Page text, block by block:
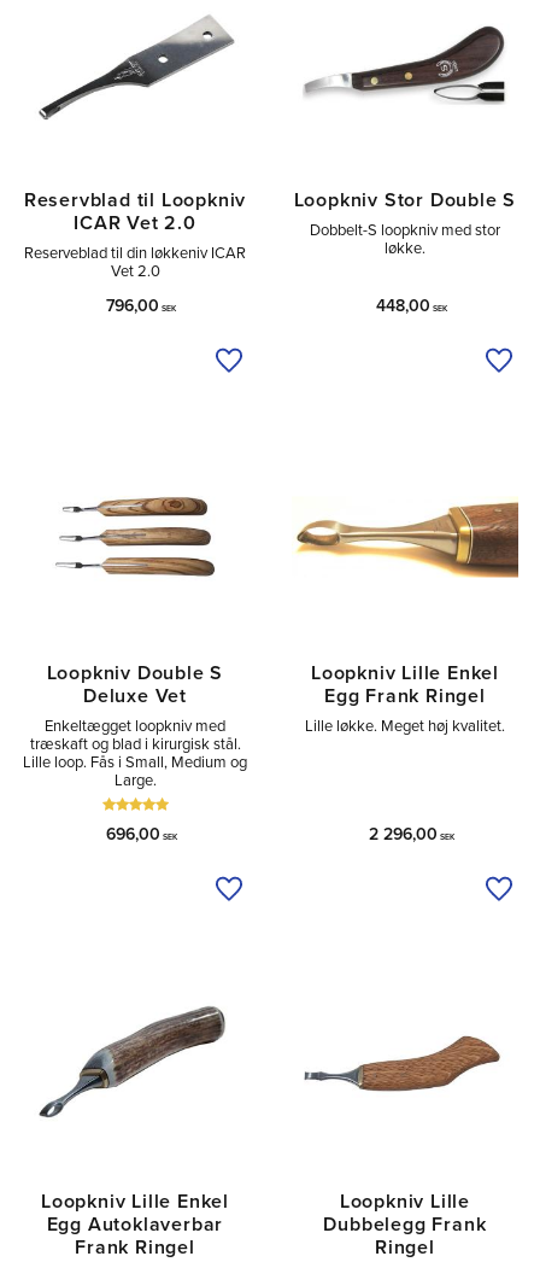
Reservblad til Loopkniv
ICAR Vet 2.0
Reserveblad til din løkkeniv ICAR
Vet 2.0
796,00 SEK
Tilføj til ønskeliste
Loopkniv Stor Double S
Dobbelt-S loopkniv med stor
løkke.
448,00 SEK
Loopkniv Double S
Deluxe Vet
Enkeltægget loopkniv med
træskaft og blad i kirurgisk stål.
Lille loop. Fås i Small, Medium og
Large.
696,00 SEK
Tilføj til ønskeliste
Loopkniv Lille Enkel
Egg Frank Ringel
Lille løkke. Meget høj kvalitet.
2 296,00 SEK
Loopkniv Lille Enkel
Egg Autoklaverbar
Frank Ringel
Loopkniv Lille
Dubbelegg Frank
Ringel